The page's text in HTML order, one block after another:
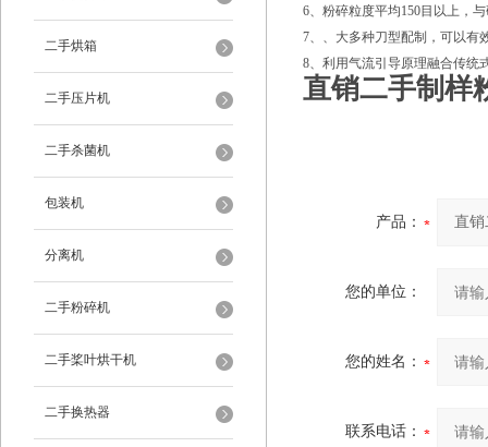
二手烘箱
二手压片机
二手杀菌机
包装机
分离机
二手粉碎机
二手桨叶烘干机
二手换热器
6、粉碎粒度平均150目以上，
7、、大多种刀型配制，可以有
8、利用气流引导原理融合传统
直销二手制样
产品：
您的单位：
您的姓名：
联系电话：